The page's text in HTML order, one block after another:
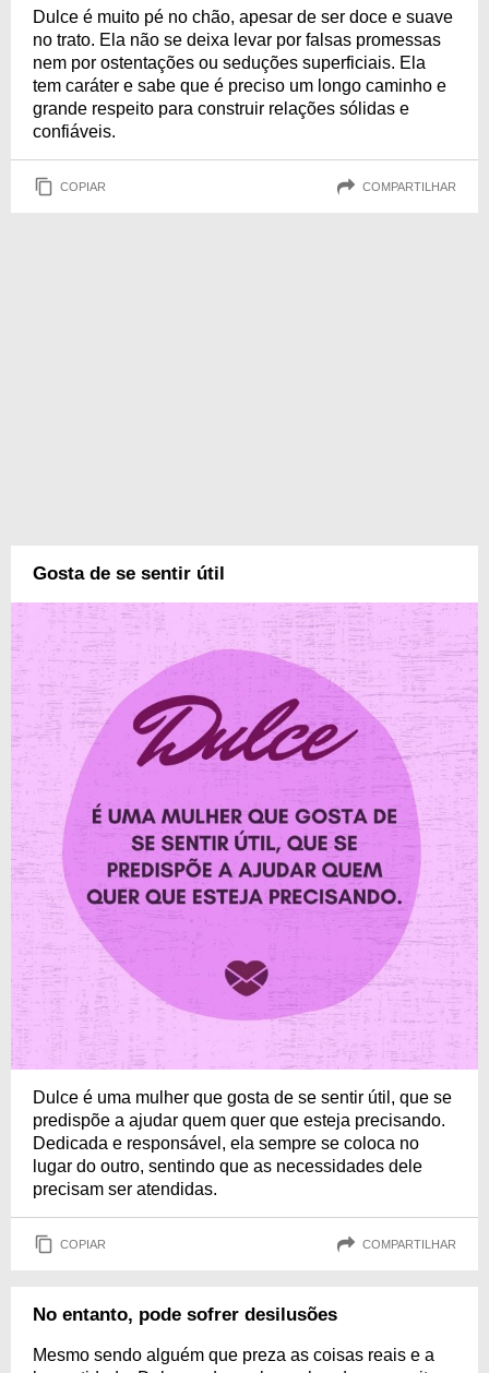
Dulce é muito pé no chão, apesar de ser doce e suave
no trato. Ela não se deixa levar por falsas promessas
nem por ostentações ou seduções superficiais. Ela
tem caráter e sabe que é preciso um longo caminho e
grande respeito para construir relações sólidas e
confiáveis.
COPIAR COMPARTILHAR
Gosta de se sentir útil
Dulce é uma mulher que gosta de se sentir útil, que se
predispõe a ajudar quem quer que esteja precisando.
Dedicada e responsável, ela sempre se coloca no
lugar do outro, sentindo que as necessidades dele
precisam ser atendidas.
COPIAR COMPARTILHAR
No entanto, pode sofrer desilusões
Mesmo sendo alguém que preza as coisas reais e a